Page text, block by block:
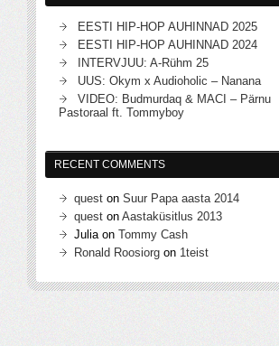
EESTI HIP-HOP AUHINNAD 2025
EESTI HIP-HOP AUHINNAD 2024
INTERVJUU: A-Rühm 25
UUS: Okym x Audioholic – Nanana
VIDEO: Budmurdaq & MACI – Pärnu
Pastoraal ft. Tommyboy
RECENT COMMENTS
quest on Suur Papa aasta 2014
quest on Aastaküsitlus 2013
Juliaon Tommy Cash
Ronald Roosiorg on 1teist